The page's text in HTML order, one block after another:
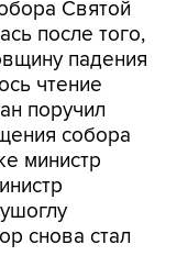
падения
чтение
поручил
собора
министр
снова стал
получил в